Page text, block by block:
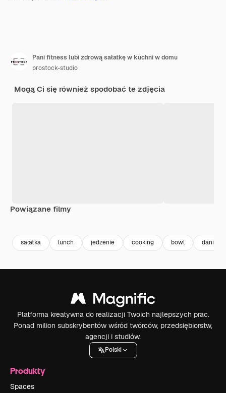
Pani fitness lubi zdrową sałatkę w kuchni w domu
prostock-studio
Mogą Ci się również spodobać te zdjęcia
Powiązane filmy
sałatka lunch jedzenie cooking bowl danie
Platforma kreatywna do realizacji Twoich najlepszych prac.
Ponad milion subskrybentów wśród twórców, przedsiębiorstw,
agencji i studiów.
Polski
Produkty
Spaces